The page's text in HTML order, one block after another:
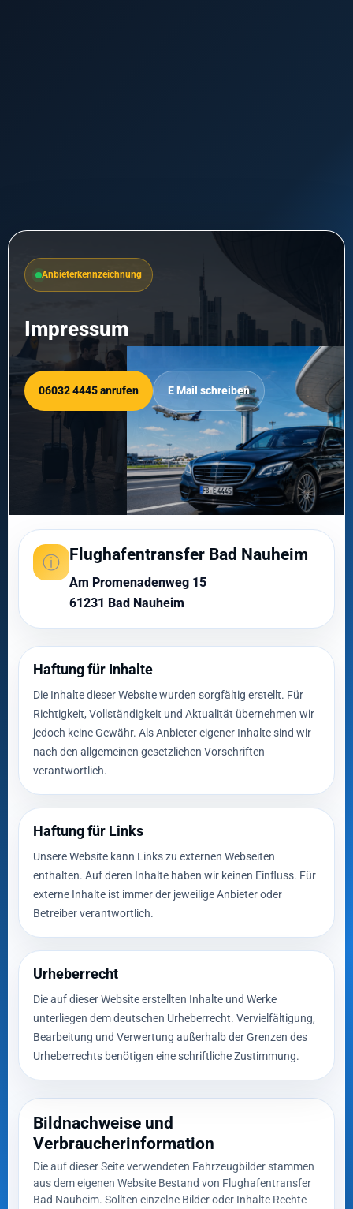
Anbieterkennzeichnung
Impressum
06032 4445 anrufen E Mail schreiben
ⓘ Flughafentransfer Bad Nauheim
Am Promenadenweg 15
61231 Bad Nauheim
Haftung für Inhalte
Die Inhalte dieser Website wurden sorgfältig erstellt. Für
Richtigkeit, Vollständigkeit und Aktualität übernehmen wir
jedoch keine Gewähr. Als Anbieter eigener Inhalte sind wir
nach den allgemeinen gesetzlichen Vorschriften
verantwortlich.
Haftung für Links
Unsere Website kann Links zu externen Webseiten
enthalten. Auf deren Inhalte haben wir keinen Einfluss. Für
externe Inhalte ist immer der jeweilige Anbieter oder
Betreiber verantwortlich.
Urheberrecht
Die auf dieser Website erstellten Inhalte und Werke
unterliegen dem deutschen Urheberrecht. Vervielfältigung,
Bearbeitung und Verwertung außerhalb der Grenzen des
Urheberrechts benötigen eine schriftliche Zustimmung.
Bildnachweise und
Verbraucherinformation
Die auf dieser Seite verwendeten Fahrzeugbilder stammen
aus dem eigenen Website Bestand von Flughafentransfer
Bad Nauheim. Sollten einzelne Bilder oder Inhalte Rechte